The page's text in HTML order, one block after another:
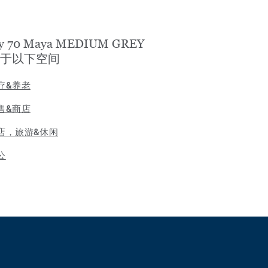
70 Maya MEDIUM GREY
以下空间
&养老
&商店
，旅游&休闲